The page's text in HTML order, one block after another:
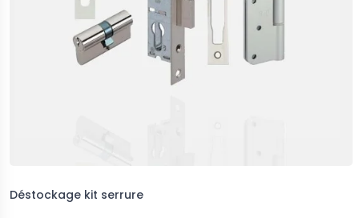
Déstockage kit serrure